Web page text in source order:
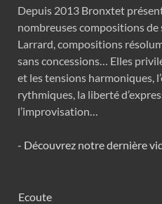
Depuis 2013 Bronxtet
nombreuses compositions
Larrard, compositions
sans concessions… Elles
et les tensions harmoniques,
rythmiques, la liberté
l’improvisation…
- Découvrez notre dernière
Ecoute